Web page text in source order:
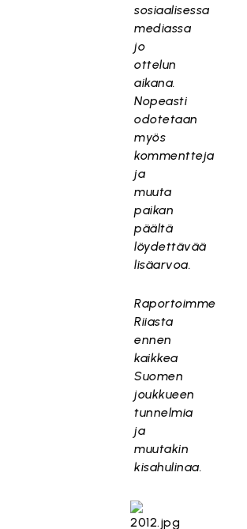
sosiaalisessa
mediassa
jo
ottelun
aikana.
Nopeasti
odotetaan
myös
kommentteja
ja
muuta
paikan
päältä
löydettävää
lisäarvoa.
Raportoimme
Riiasta
ennen
kaikkea
Suomen
joukkueen
tunnelmia
ja
muutakin
kisahulinaa.